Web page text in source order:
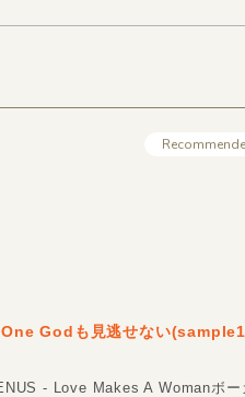
Godも見逃せない
- Love Makes A Womanボー